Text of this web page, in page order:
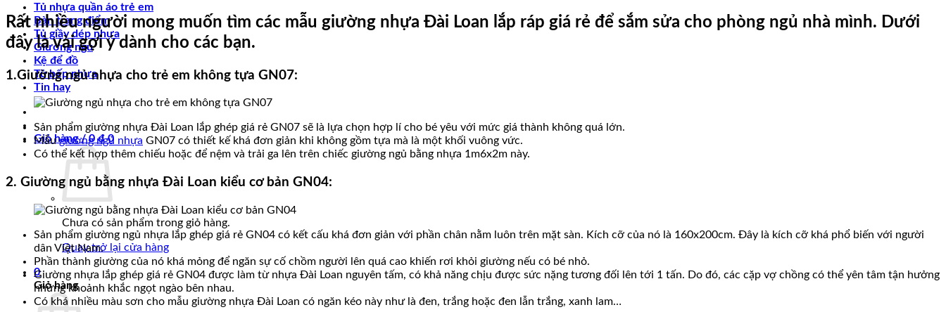
Tủ nhựa quần áo trẻ em
Bàn trang điểm
Tủ giầy dép nhựa
Giường ngủ
Kệ để đồ
Tủ bếp nhựa
Tin hay
Giỏ hàng /0₫ 0
Chưa có sản phẩm trong giỏ hàng.
Quay trở lại cửa hàng
0
Giỏ hàng
Rất nhiều người mong muốn tìm các mẫu giường nhựa Đài Loan lắp ráp giá rẻ để sắm sửa cho phòng ngủ nhà mình. Dưới
đây là vài gợi ý dành cho các bạn.
1.Giường ngủ nhựa cho trẻ em không tựa GN07:
Sản phẩm giường nhựa Đài Loan lắp ghép giá rẻ GN07 sẽ là lựa chọn hợp lí cho bé yêu với mức giá thành không quá lớn.
Mẫugiường ngủ nhựa GN07 có thiết kế khá đơn giản khi không gồm tựa mà là một khối vuông vức.
Có thể kết hợp thêm chiếu hoặc để nệm và trải ga lên trên chiếc giường ngủ bằng nhựa 1m6x2m này.
2. Giường ngủ bằng nhựa Đài Loan kiểu cơ bản GN04:
Sản phẩm giường ngủ nhựa lắp ghép giá rẻ GN04 có kết cấu khá đơn giản với phần chân nằm luôn trên mặt sàn. Kích cỡ của nó là 160x200cm. Đây là kích cỡ khá phổ biến với người
dân Việt Nam.
Phần thành giường của nó khá mỏng để ngăn sự cố chồm người lên quá cao khiến rơi khỏi giường nếu có bé nhỏ.
Giường nhựa lắp ghép giá rẻ GN04 được làm từ nhựa Đài Loan nguyên tấm, có khả năng chịu được sức nặng tương đối lên tới 1 tấn. Do đó, các cặp vợ chồng có thể yên tâm tận hưởng
những khoảnh khắc ngọt ngào bên nhau.
Có khá nhiều màu sơn cho mẫu giường nhựa Đài Loan có ngăn kéo này như là đen, trắng hoặc đen lẫn trắng, xanh lam…